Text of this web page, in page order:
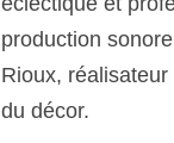
production
Rioux,
du décor.